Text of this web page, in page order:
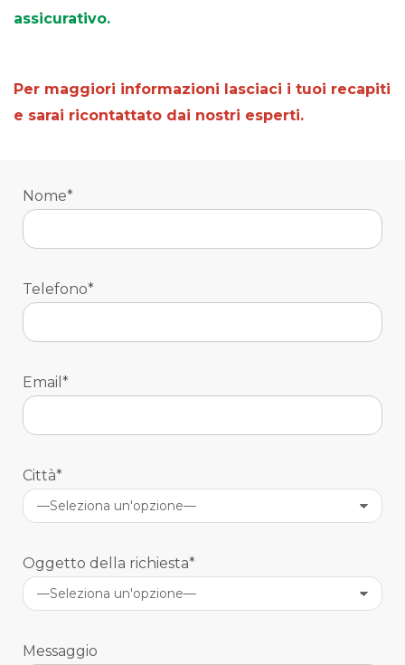
assicurativo.
Per maggiori informazioni lasciaci i tuoi recapiti
e sarai ricontattato dai nostri esperti.
Nome*
Telefono*
Email*
Città*
Oggetto della richiesta*
Messaggio